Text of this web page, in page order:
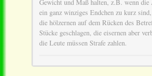
Gewicht und Maß halten, z.B. wenn die
ein ganz winziges Endchen zu kurz
die hölzernen auf dem Rücken des
Stücke geschlagen, die eisernen aber
die Leute müssen Strafe zahlen.